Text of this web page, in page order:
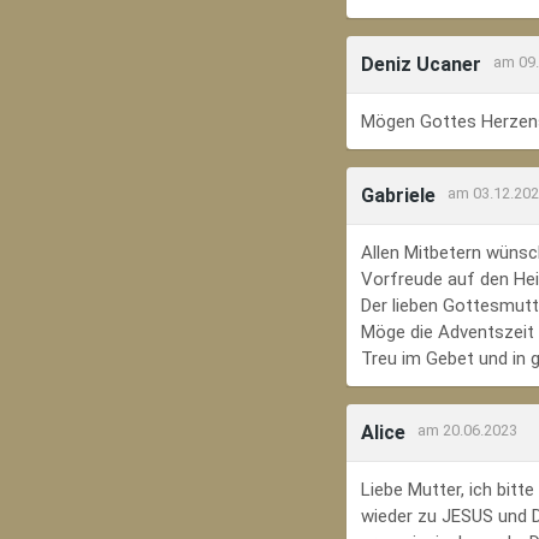
Deniz Ucaner am
Mögen Gottes
Gabriele am
Allen Mitbetern
Vorfreude auf den
Der lieben
Möge die Adventszeit
Treu im Gebet und in
Alice am 20.06.2023
Liebe Mutter, ich bitte
wieder zu JESUS und